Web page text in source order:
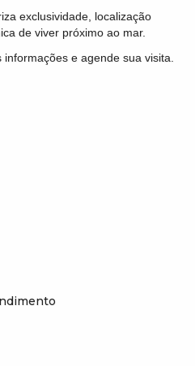
exclusividade, localização
de viver próximo ao mar.
e agende sua visita.